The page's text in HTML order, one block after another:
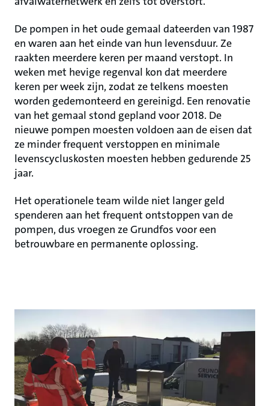
De pompen in het oude gemaal dateerden van 1987
en waren aan het einde van hun levensduur. Ze
raakten meerdere keren per maand verstopt. In
weken met hevige regenval kon dat meerdere
keren per week zijn, zodat ze telkens moesten
worden gedemonteerd en gereinigd. Een renovatie
van het gemaal stond gepland voor 2018. De
nieuwe pompen moesten voldoen aan de eisen dat
ze minder frequent verstoppen en minimale
levenscycluskosten moesten hebben gedurende 25
jaar.
Het operationele team wilde niet langer geld
spenderen aan het frequent ontstoppen van de
pompen, dus vroegen ze Grundfos voor een
betrouwbare en permanente oplossing.